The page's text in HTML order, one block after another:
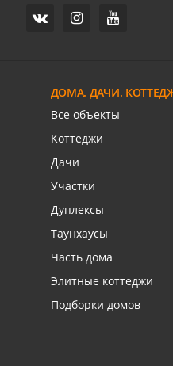
Дом, 71 м2, 3 сот.
Связаться с
ДОМА. ДАЧИ.
Все объекты
Коттеджи
Дачи
Участки
Дуплексы
Таунхаусы
Часть дома
Элитные коттеджи
Подборки домов